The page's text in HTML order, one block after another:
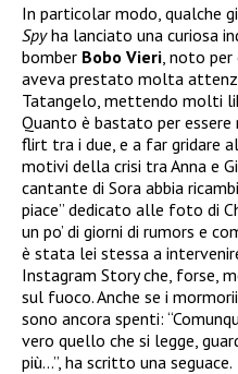
In particolar modo, qualche
Spyha lanciato una curiosa
bomber Bobo Vieri , noto
aveva prestato molta
Tatangelo, mettendo molti
Quanto è bastato per
flirt tra i due, e a far gridare
motivi della crisi tra Anna e
cantante di Sora abbia
piace” dedicato alle foto di
un po’ di giorni di rumors e
è stata lei stessa a
Instagram Story che, forse,
sul fuoco. Anche se i
sono ancora spenti:
vero quello che si legge,
più…”, ha scritto una seguace.